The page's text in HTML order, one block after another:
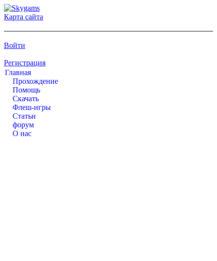
Карта сайта
Войти
Регистрация
Главная
Прохождение
Помощь
Cкачать
Флеш-игры
Статьи
форум
О нас